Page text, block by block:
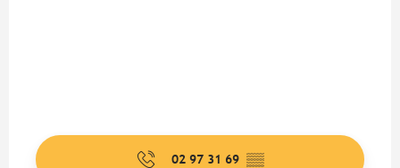
02 97 31 69 ▒▒